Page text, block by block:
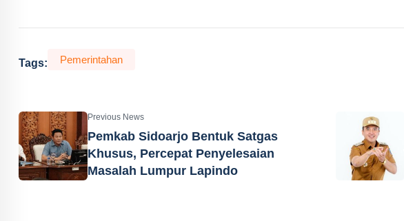
Tags: Pemerintahan
Previous News
Pemkab Sidoarjo Bentuk Satgas
Khusus, Percepat Penyelesaian
Masalah Lumpur Lapindo